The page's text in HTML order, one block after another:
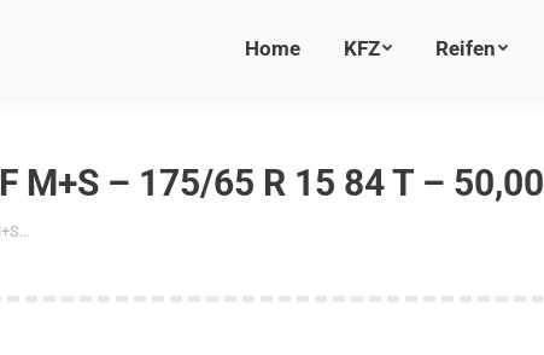
Home KFZ Reifen
M+S – 175/65 R 15 84 T – 50,00
Home KFZ Reifen